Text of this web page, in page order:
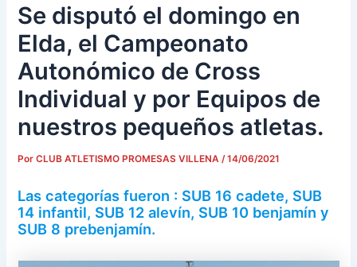
Se disputó el domingo en
Elda, el Campeonato
Autonómico de Cross
Individual y por Equipos de
nuestros pequeños atletas.
PorCLUB ATLETISMO PROMESAS VILLENA/14/06/2021
Las categorías fueron : SUB 16 cadete, SUB
14 infantil, SUB 12 alevín, SUB 10 benjamín y
SUB 8 prebenjamín.